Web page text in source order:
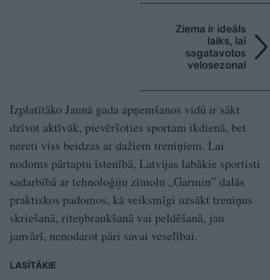
Ziema ir ideāls
laiks, lai
sagatavotos
velosezonai
Izplatītāko Jaunā gada apņemšanos vidū ir sākt
dzīvot aktīvāk, pievēršoties sportam ikdienā, bet
nereti viss beidzas ar dažiem treniņiem. Lai
nodoms pārtaptu īstenībā, Latvijas labākie sportisti
sadarbībā ar tehnoloģiju zīmolu „Garmin” dalās
praktiskos padomos, kā veiksmīgi uzsākt treniņus
skriešanā, riteņbraukšanā vai peldēšanā, jau
janvārī, nenodarot pāri savai veselībai.
LASĪTĀKIE